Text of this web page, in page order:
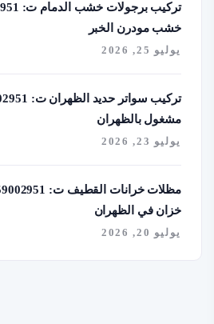
خشب مودرن الخبر
يوليو 25, 2026
مشغول بالظهران
يوليو 23, 2026
خزان في الظهران
يوليو 20, 2026